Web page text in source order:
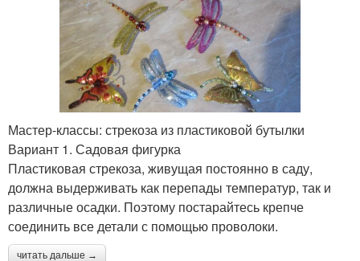
Мастер-классы: стрекоза из пластиковой бутылки
Вариант 1. Садовая фигурка
Пластиковая стрекоза, живущая постоянно в саду,
должна выдерживать как перепады температур, так и
различные осадки. Поэтому постарайтесь крепче
соединить все детали с помощью проволоки.
читать дальше →